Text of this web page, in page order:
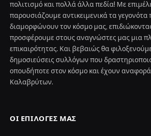
πολιτισμό και πολλά άλλα πεδία! Με
παρουσιάζουμε αντικειμενικά τα γεγονότα
διαμορφώνουν τον κόσμο μας,
προσφέρουμε στους αναγνώστες μας μια
επικαιρότητας. Και βεβαιώς θα
δημοσιεύσεις συλλόγων που
οπουδήποτε στον κόσμο και έχουν
Καλαβρύτων.
ΟΙ ΕΠΙΛΟΓΈΣ ΜΑΣ